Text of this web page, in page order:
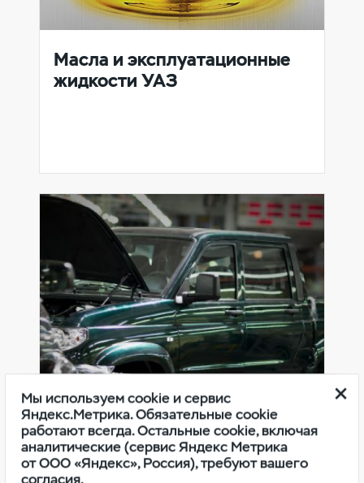
Масла и эксплуатационные
жидкости УАЗ
Оригинальные расходные
материалы УАЗ
Мы используем cookie и сервис
Яндекс.Метрика. Обязательные cookie
работают всегда. Остальные cookie, включая
аналитические (сервис Яндекс Метрика
от ООО «Яндекс», Россия), требуют вашего
согласия.